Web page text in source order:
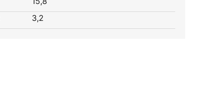
3,2